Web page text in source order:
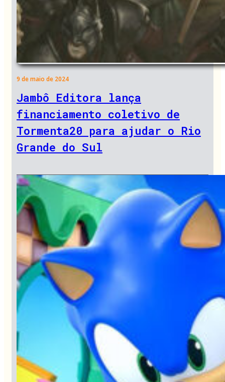
9 de maio de 2024
Jambô Editora lança
financiamento coletivo de
Tormenta20 para ajudar o Rio
Grande do Sul